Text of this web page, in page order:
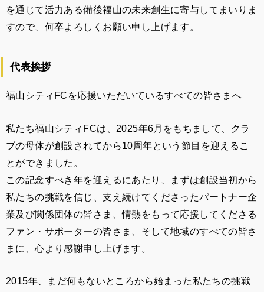
を通じて活力ある備後福山の未来創生に寄与してまいりま
すので、何卒よろしくお願い申し上げます。
代表挨拶
福山シティFCを応援いただいているすべての皆さまへ
私たち福山シティFCは、2025年6月をもちまして、クラ
ブの母体が創設されてから10周年という節目を迎えるこ
とができました。
この記念すべき年を迎えるにあたり、まずは創設当初から
私たちの挑戦を信じ、支え続けてくださったパートナー企
業及び関係団体の皆さま、情熱をもって応援してくださる
ファン・サポーターの皆さま、そして地域のすべての皆さ
まに、心より感謝申し上げます。
2015年、まだ何もないところから始まった私たちの挑戦